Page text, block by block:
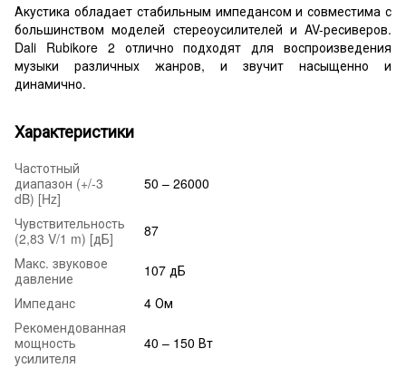
Акустика обладает стабильным импедансом и совместима с
большинством моделей стереоусилителей и AV-ресиверов.
Dali Rubikore 2 отлично подходят для воспроизведения
музыки различных жанров, и звучит насыщенно и
динамично.
Характеристики
Частотный
диапазон (+/-3
dB) [Hz]
50 – 26000
Чувствительность
(2,83 V/1 m) [дБ]
87
Макс. звуковое
давление
107 дБ
Импеданс
4 Ом
Рекомендованная
мощность
усилителя
40 – 150 Вт